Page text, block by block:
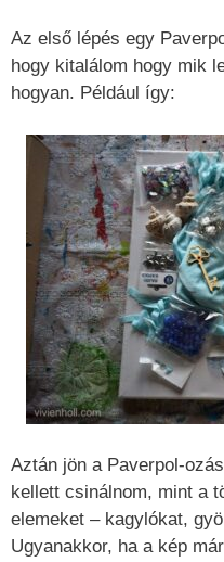
Az első lépés egy
hogy kitalálom hogy mik
hogyan. Például így:
Aztán jön a Paverpol-
kellett csinálnom, mint a
elemeket – kagylókat,
Ugyanakkor, ha a kép